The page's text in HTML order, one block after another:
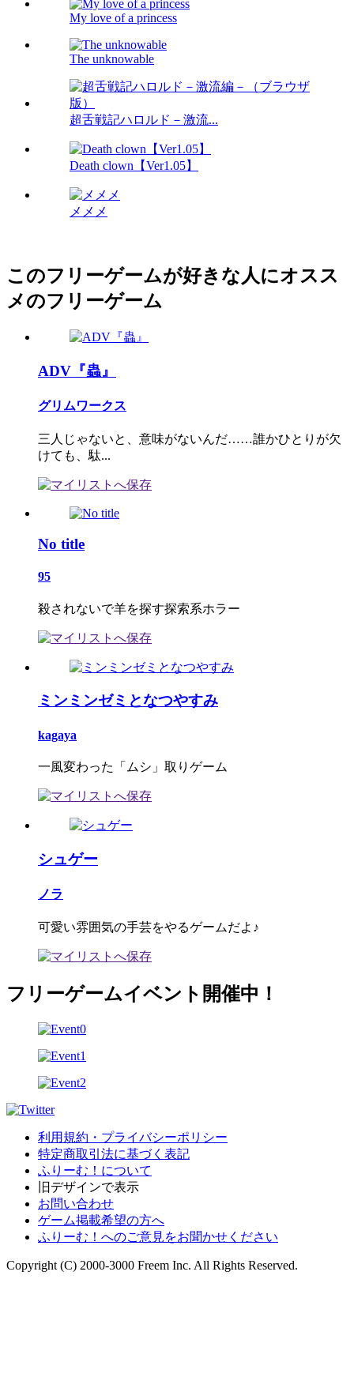
My love of a princess
The unknowable
超舌戦記ハロルド－激流...
Death clown【Ver1.05】
メメメ
このフリーゲームが好きな人にオスス
メのフリーゲーム
ADV『蟲』
グリムワークス
三人じゃないと、意味がないんだ……誰かひとりが欠
けても、駄...
No title
95
殺されないで羊を探す探索系ホラー
ミンミンゼミとなつやすみ
kagaya
一風変わった「ムシ」取りゲーム
シュゲー
ノラ
可愛い雰囲気の手芸をやるゲームだよ♪
フリーゲームイベント開催中！
利用規約・プライバシーポリシー
特定商取引法に基づく表記
ふりーむ！について
旧デザインで表示
お問い合わせ
ゲーム掲載希望の方へ
ふりーむ！へのご意見をお聞かせください
Copyright (C) 2000-3000 Freem Inc. All Rights Reserved.